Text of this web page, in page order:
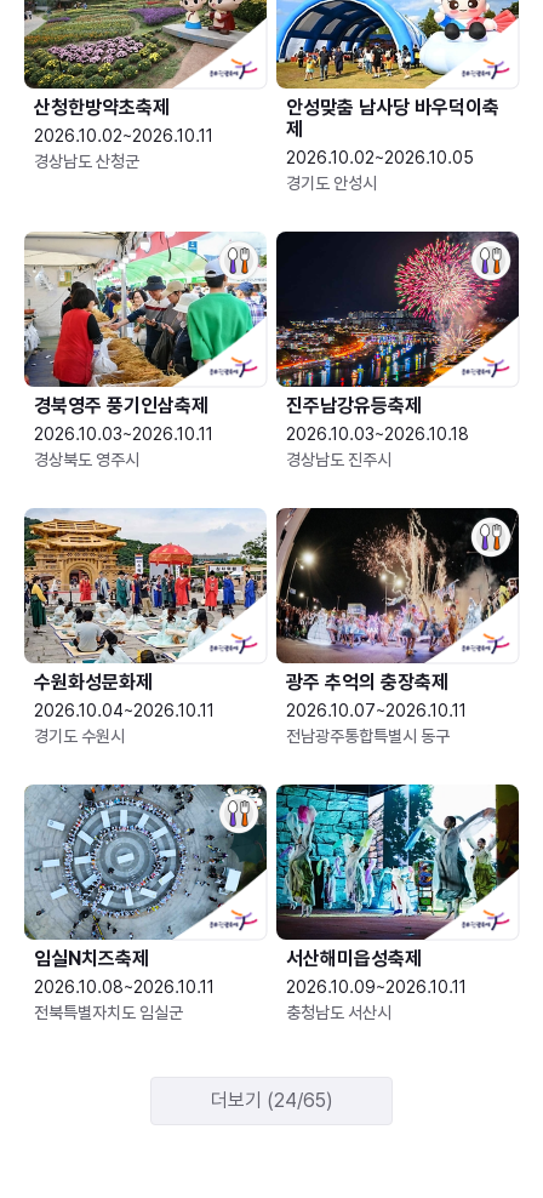
산청한방약초축제
2026.10.02~2026.10.11
경상남도 산청군
안성맞춤 남사당 바우덕이축
제
2026.10.02~2026.10.05
경기도 안성시
경북영주 풍기인삼축제
2026.10.03~2026.10.11
경상북도 영주시
진주남강유등축제
2026.10.03~2026.10.18
경상남도 진주시
수원화성문화제
2026.10.04~2026.10.11
경기도 수원시
광주 추억의 충장축제
2026.10.07~2026.10.11
전남광주통합특별시 동구
임실N치즈축제
2026.10.08~2026.10.11
전북특별자치도 임실군
서산해미읍성축제
2026.10.09~2026.10.11
충청남도 서산시
더보기 (24/65)